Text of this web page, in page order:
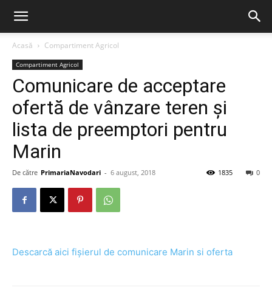
Acasă Compartiment Agricol
Compartiment Agricol
Comunicare de acceptare
ofertă de vânzare teren și
lista de preemptori pentru
Marin
De către PrimariaNavodari - 6 august, 2018 0
1835
Descarcă aici fișierul de comunicare Marin si oferta